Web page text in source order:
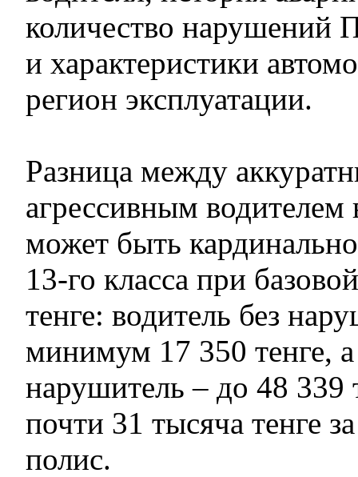
количество нарушений
и характеристики
регион эксплуатации.
Разница между
агрессивным водителем
может быть
13-го класса при
тенге: водитель без
минимум 17 350 тенге,
нарушитель – до 48 339
почти 31 тысяча тенге
полис.